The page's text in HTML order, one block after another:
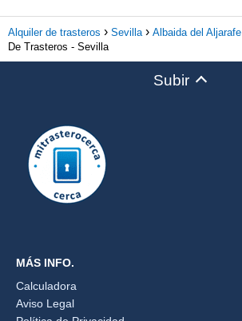
Alquiler de trasteros Sevilla Albaida del Aljarafe
De Trasteros - Sevilla
Subir
MÁS INFO.
Calculadora
Aviso Legal